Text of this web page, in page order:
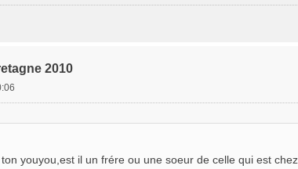
2010
youyou,est il un frére ou une soeur de celle qui est